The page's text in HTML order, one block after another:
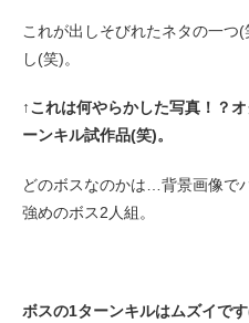
これが出しそびれたネタの一つ
し(笑)。
↑これは何やらかした写真！？
ーンキル試作品(笑)。
どのボスなのかは…背景画像で
強めのボス2人組。
ボスの1ターンキルはムズイです